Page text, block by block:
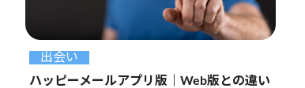
出会い
ハッピーメールアプリ版｜Web版との違い